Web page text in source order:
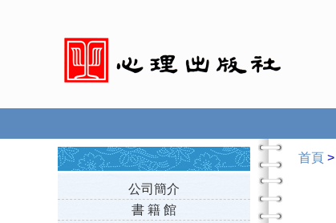
公司簡介
書 籍 館
首頁 >